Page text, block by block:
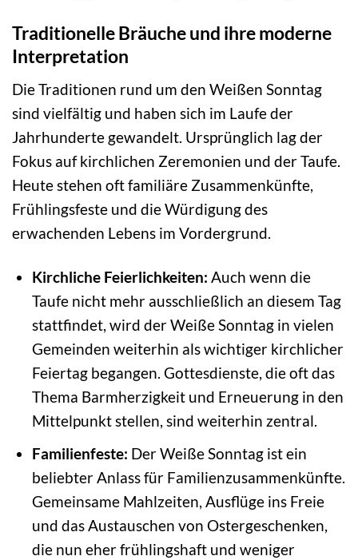
Traditionelle Bräuche und ihre moderne
Interpretation
Die Traditionen rund um den Weißen Sonntag
sind vielfältig und haben sich im Laufe der
Jahrhunderte gewandelt. Ursprünglich lag der
Fokus auf kirchlichen Zeremonien und der Taufe.
Heute stehen oft familiäre Zusammenkünfte,
Frühlingsfeste und die Würdigung des
erwachenden Lebens im Vordergrund.
Kirchliche Feierlichkeiten: Auch wenn die
Taufe nicht mehr ausschließlich an diesem Tag
stattfindet, wird der Weiße Sonntag in vielen
Gemeinden weiterhin als wichtiger kirchlicher
Feiertag begangen. Gottesdienste, die oft das
Thema Barmherzigkeit und Erneuerung in den
Mittelpunkt stellen, sind weiterhin zentral.
Familienfeste: Der Weiße Sonntag ist ein
beliebter Anlass für Familienzusammenkünfte.
Gemeinsame Mahlzeiten, Ausflüge ins Freie
und das Austauschen von Ostergeschenken,
die nun eher frühlingshaft und weniger